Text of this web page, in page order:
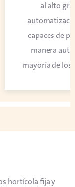
al alto
capaces de
manera
mayoría de los
hortícola fija y